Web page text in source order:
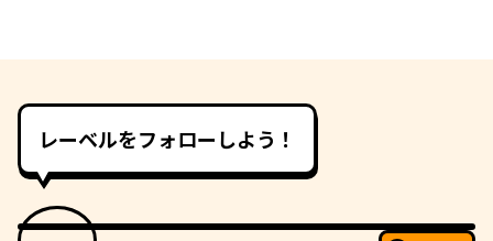
レーベルをフォローしよう！